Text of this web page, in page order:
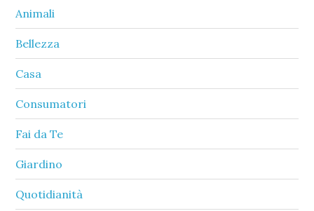
Animali
Bellezza
Casa
Consumatori
Fai da Te
Giardino
Quotidianità